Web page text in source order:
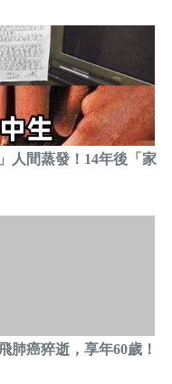
人間蒸發！14年後「家
肺癌猝逝，享年60歲！